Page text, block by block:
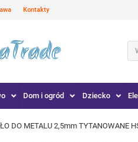
Kontakty
Dom i ogród Dziecko
DO METALU 2,5mm TYTANOWANE